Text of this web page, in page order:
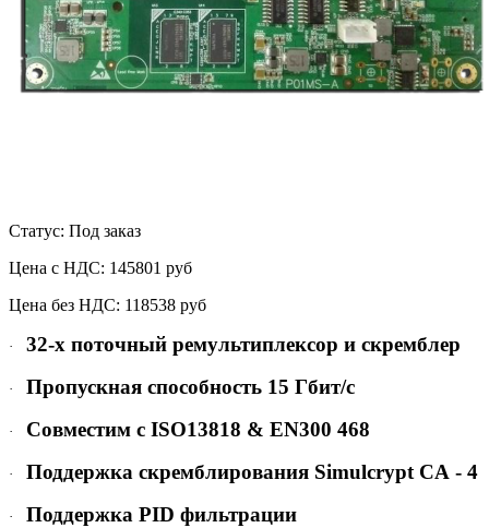
Статус: Под заказ
Цена с НДС: 145801 руб
Цена без НДС: 118538 руб
· 32-х поточный ремультиплексор и скремблер
· Пропускная способность 15 Гбит/с
· Совместим с ISO13818 & EN300 468
· Поддержка скремблирования Simulcrypt CA - 4
· Поддержка PID фильтрации